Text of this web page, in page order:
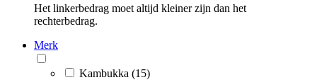
Het linkerbedrag moet altijd kleiner zijn dan het
rechterbedrag.
Merk
Kambukka (15)